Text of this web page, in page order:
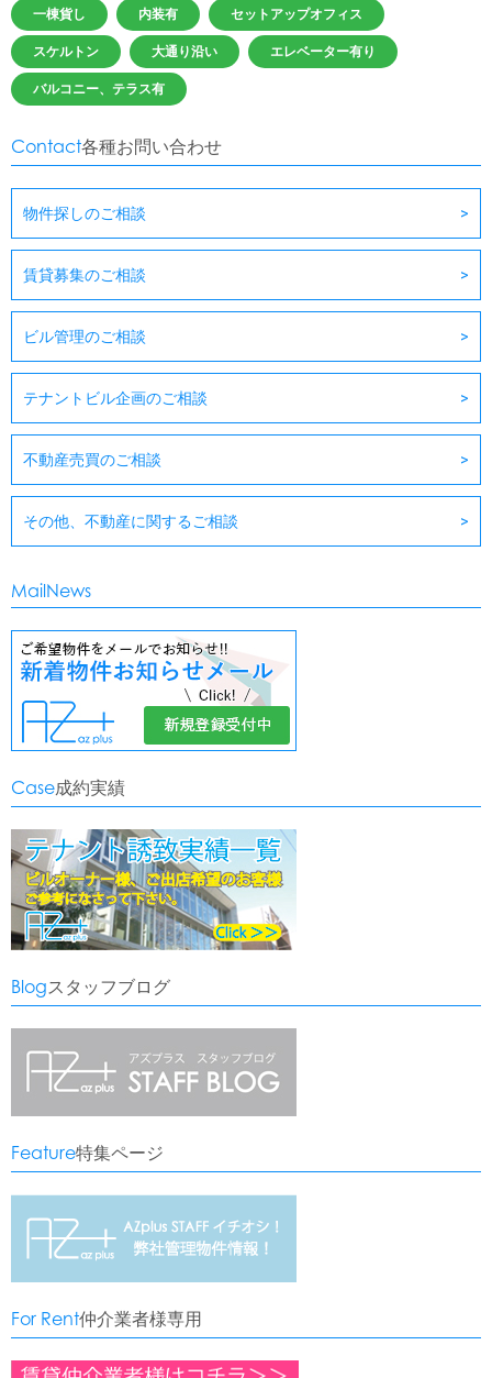
一棟貨し 内装有 セットアップオフィス
スケルトン 大通り沿い エレベーター有り
バルコニー、テラス有
Contact各種お問い合わせ
物件探しのご相談
賃貸募集のご相談
ビル管理のご相談
テナントビル企画のご相談
不動産売買のご相談
その他、不動産に関するご相談
MailNews
Case成約実績
Blogスタッフブログ
Feature特集ページ
For Rent仲介業者様専用